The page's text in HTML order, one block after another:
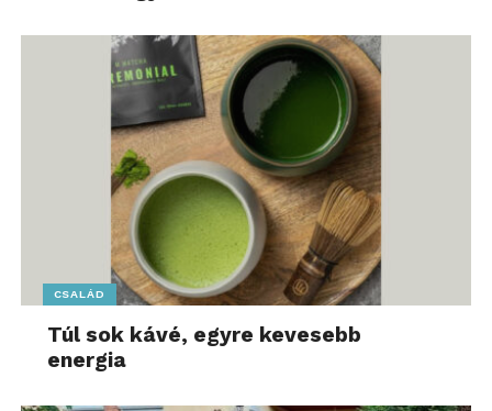
CSALÁD
Túl sok kávé, egyre kevesebb
energia